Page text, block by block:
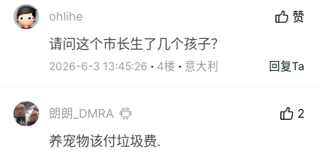
ohlihe 赞
请问这个市长生了几个孩子？
2026-6-3 13:45:26 4楼 意大利 回复Ta
朗朗_DMRA 2
养宠物该付垃圾费.